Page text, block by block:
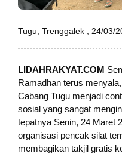
Tugu, Trenggalek , 24/03/
LIDAHRAKYAT.COM
Ramadhan terus
Cabang Tugu menjadi
sosial yang sangat
tepatnya Senin, 24 Maret
organisasi pencak silat
membagikan takjil gratis